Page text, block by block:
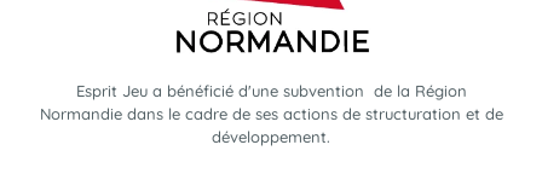
Esprit Jeu a bénéficié d'une subvention de la Région
Normandie dans le cadre de ses actions de structuration et de
développement.